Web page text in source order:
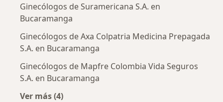
Ginecólogos de Suramericana S.A. en
Bucaramanga
Ginecólogos de Axa Colpatria Medicina Prepagada
S.A. en Bucaramanga
Ginecólogos de Mapfre Colombia Vida Seguros
S.A. en Bucaramanga
Ver más (4)